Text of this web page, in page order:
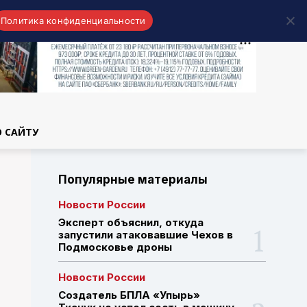
САЙТУ
Популярные материалы
Новости России
Эксперт объяснил, откуда
запустили атаковавшие Чехов в
Подмосковье дроны
Новости России
Создатель БПЛА «Упырь»
Политика конфиденциальности